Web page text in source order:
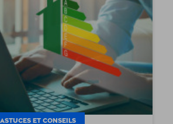
ASTUCES ET CONSEILS